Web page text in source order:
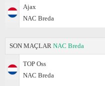
Ajax
NAC Breda
SON MAÇLAR NAC Breda
TOP Oss
NAC Breda